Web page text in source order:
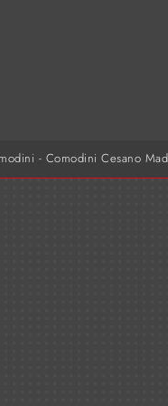
- Comodini Cesano